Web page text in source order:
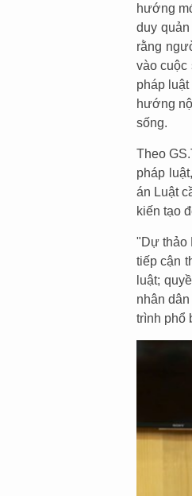
hướng
duy
rằng
vào cuộc
pháp
hướng
sống.
Theo
pháp
án Luật
kiến tạo
"Dự thảo
tiếp cận
luật;
nhân
trình phổ